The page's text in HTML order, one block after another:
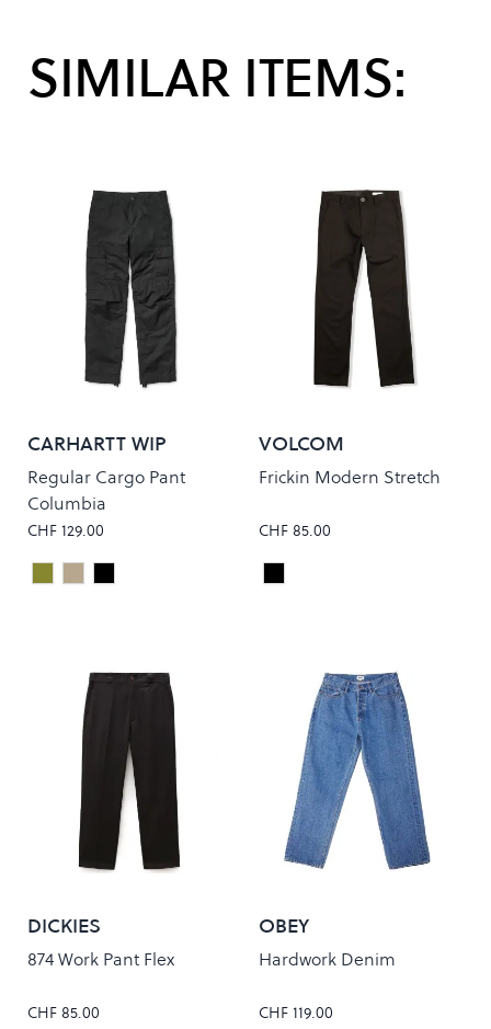
SIMILAR ITEMS:
CARHARTT WIP
Regular Cargo Pant
Columbia
CHF 129.00
Colour
Cypress Rinsed
Leather Rinsed
Black Rinsed
VOLCOM
Frickin Modern Stretch
CHF 85.00
Colour
Black
DICKIES
874 Work Pant Flex
CHF 85.00
OBEY
Hardwork Denim
CHF 119.00